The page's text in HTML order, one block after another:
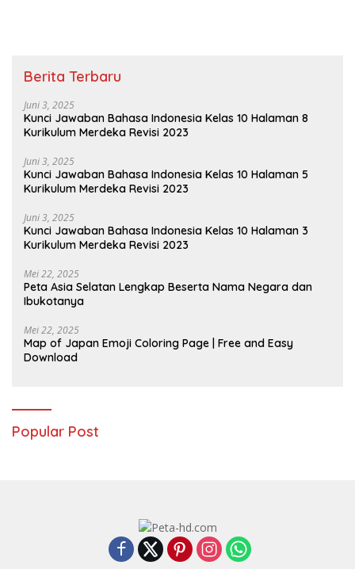
Berita Terbaru
Juni 3, 2025
Kunci Jawaban Bahasa Indonesia Kelas 10 Halaman 8
Kurikulum Merdeka Revisi 2023
Juni 3, 2025
Kunci Jawaban Bahasa Indonesia Kelas 10 Halaman 5
Kurikulum Merdeka Revisi 2023
Juni 3, 2025
Kunci Jawaban Bahasa Indonesia Kelas 10 Halaman 3
Kurikulum Merdeka Revisi 2023
Mei 22, 2025
Peta Asia Selatan Lengkap Beserta Nama Negara dan
Ibukotanya
Mei 22, 2025
Map of Japan Emoji Coloring Page | Free and Easy
Download
Popular Post